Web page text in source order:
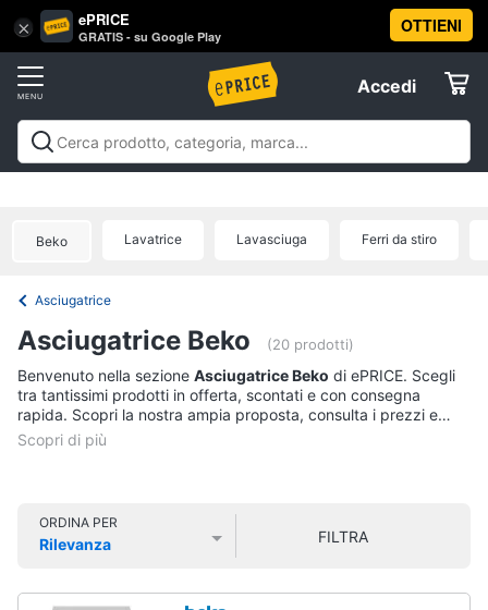
× ePRICE
GRATIS - su Google Play
OTTIENI
Accedi
Accedi
Registrati
Offerte
Tv
e
Home
Cinema
home
Vai
al
Elettrodomestici
Frigoriferi
Cantinetta
Frigoriferi
a
Frigorifero
combinato
Vedi
Asciugatrici
stiroElettrodomestici in CucinaPiccoli
industrialiElettrodomestici in offerta
Beko Lavatrice Lavasciuga Ferri da stiro
Asciugatrice
Asciugatrice Beko (20 prodotti)
Benvenuto nella sezione Asciugatrice Beko di ePRICE. Scegli
tra tantissimi prodotti in offerta, scontati e con consegna
rapida. Scopri la nostra ampia proposta, consulta i prezzi e
acquista comodamente online.
ORDINA PER
Rilevanza
FILTRA